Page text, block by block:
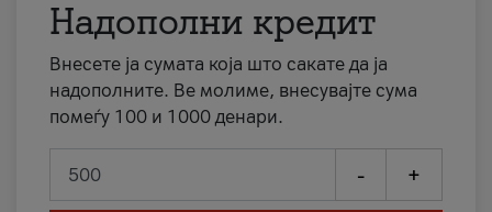
Надополни кредит
Внесете ја сумата која што сакате да ја
надополните. Ве молиме, внесувајте сума
помеѓу 100 и 1000 денари.
- +